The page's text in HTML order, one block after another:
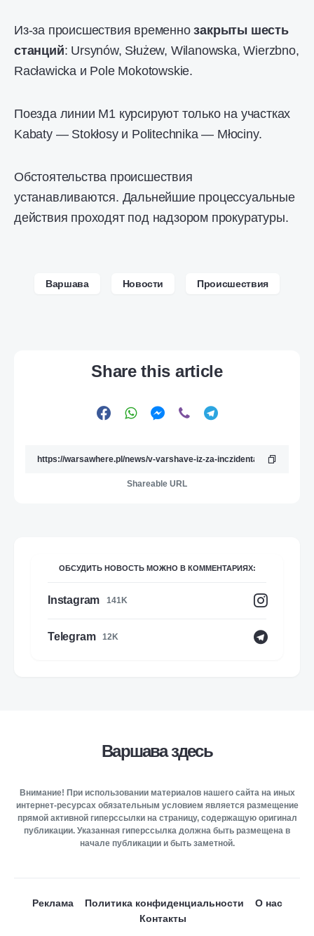
Из-за происшествия временнозакрыты шесть
станций: Ursynów, Służew, Wilanowska, Wierzbno,
Racławicka и Pole Mokotowskie.
Поезда линии М1 курсируют только на участках
Kabaty — Stokłosy и Politechnika — Młociny.
Обстоятельства происшествия
устанавливаются. Дальнейшие процессуальные
действия проходят под надзором прокуратуры.
Варшава Новости Происшествия
Share this article
Shareable URL
ОБСУДИТЬ НОВОСТЬ МОЖНО В КОММЕНТАРИЯХ:
Instagram 141K
Telegram 12K
Варшава здесь
Внимание! При использовании материалов нашего сайта на иных
интернет-ресурсах обязательным условием является размещение
прямой активной гиперссылки на страницу, содержащую оригинал
публикации. Указанная гиперссылка должна быть размещена в
начале публикации и быть заметной.
Реклама Политика конфиденциальности
О нас
Контакты